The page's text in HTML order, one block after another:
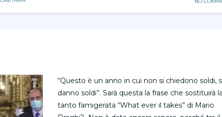
“Questo è un anno in cui non si chiedono soldi,
danno soldi”. Sarà questa la frase che sostituirà la
tanto famigerata “What ever il takes” di Mario